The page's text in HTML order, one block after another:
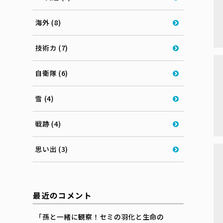
海外 (8)
技術カ (7)
自衛隊 (6)
雪 (4)
戦跡 (4)
思い出 (3)
最近のコメント
「孫と一緒に観察！セミの羽化と生命の